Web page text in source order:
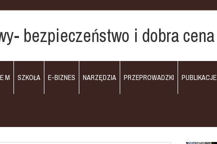
bezpieczeństwo i dobra cena
M SZKOŁA E-BIZNES NARZĘDZIA PRZEPROWADZKI PUBLIKACJE